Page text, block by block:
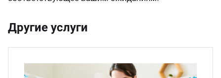
Другие услуги